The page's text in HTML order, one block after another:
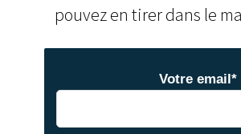
pouvez en tirer dans le
Votre email*